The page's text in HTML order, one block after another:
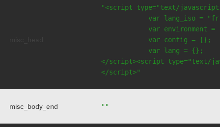
"<script type="text/
var lang_iso =
var environment =
            var config = {};
            var lang = {};
</script><script type="text/
</script>"
misc_body_end ""